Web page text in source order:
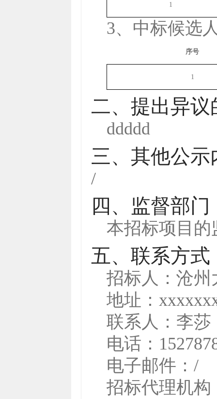
1
3、中标候选
序号
1
二、提出异
ddddd
三、其他公示
/
四、监督部门
本招标项目的
五、联系方式
招标人： 沧州
地址：
联系人： 李莎
电话：
电子邮件： /
招标代理机构